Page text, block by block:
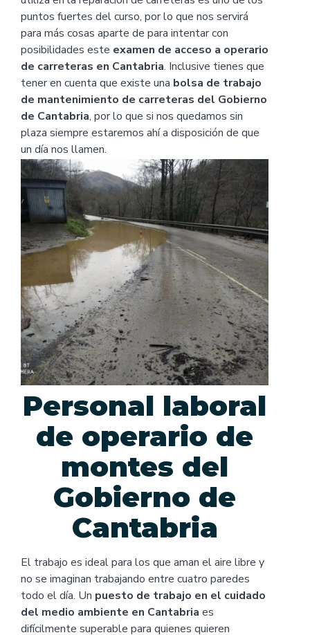
puntos fuertes del curso, por lo que nos servirá
para más cosas aparte de para intentar con
posibilidades este examen de acceso a operario
de carreteras en Cantabria. Inclusive tienes que
tener en cuenta que existe una bolsa de trabajo
de mantenimiento de carreteras del Gobierno
de Cantabria, por lo que si nos quedamos sin
plaza siempre estaremos ahí a disposición de que
un día nos llamen.
Personal laboral
de operario de
montes del
Gobierno de
Cantabria
El trabajo es ideal para los que aman el aire libre y
no se imaginan trabajando entre cuatro paredes
todo el día. Un puesto de trabajo en el cuidado
del medio ambiente en Cantabria es
difícilmente superable para quienes quieren